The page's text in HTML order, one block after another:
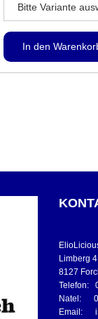
Limberg 4
8127
Telefon:
Natel:
Email: